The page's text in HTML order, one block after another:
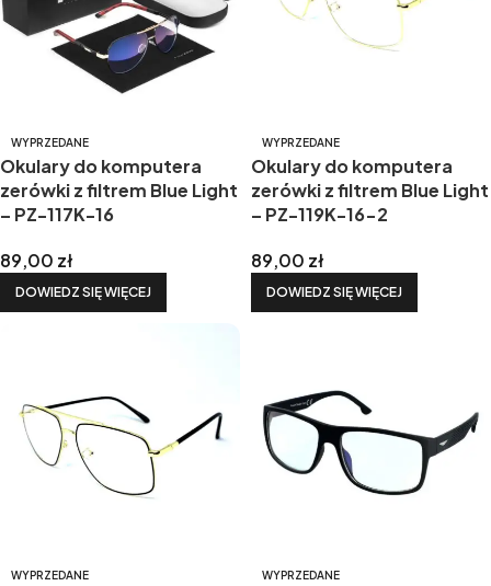
WYPRZEDANE
Okulary do komputera
zerówki z filtrem Blue Light
– PZ-117K-16
89,00 zł
DOWIEDZ SIĘ WIĘCEJ
WYPRZEDANE
Okulary do komputera
zerówki z filtrem Blue Light
– PZ-119K-16-2
89,00 zł
DOWIEDZ SIĘ WIĘCEJ
WYPRZEDANE WYPRZEDANE